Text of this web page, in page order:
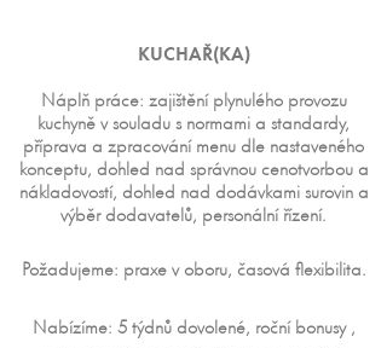
KUCHAŘ(KA)
Náplň práce: zajištění plynulého provozu
kuchyně v souladu s normami a standardy,
příprava a zpracování menu dle nastaveného
konceptu, dohled nad správnou cenotvorbou a
nákladovostí, dohled nad dodávkami surovin a
výběr dodavatelů, personální řízení.
Požadujeme: praxe v oboru, časová flexibilita.
Nabízíme: 5 týdnů dovolené, roční bonusy ,